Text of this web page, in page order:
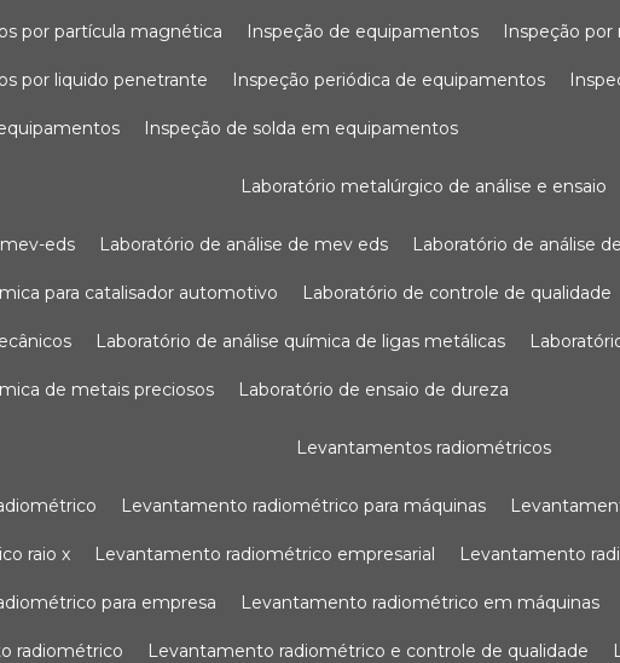
por partícula magnética inspeção de equipamentos inspeção
por liquido penetrante inspeção periódica de equipamentos
inspeção de solda em equipamentos
laboratório metalúrgico de análise e ensaio
eds laboratório de análise de mev eds laboratório de análise
para catalisador automotivo laboratório de controle de qualidade
laboratório de análise química de ligas metálicas
de metais preciosos laboratório de ensaio de dureza
levantamentos radiométricos
levantamento radiométrico para máquinas
raio x levantamento radiométrico empresarial levantamento
para empresa levantamento radiométrico em máquinas
radiométrico levantamento radiométrico e controle de qualidade